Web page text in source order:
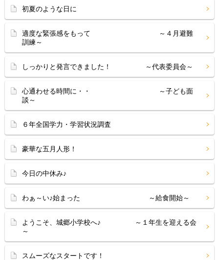
初夏のような日に
適度な緊張感をもって ～４月避難
訓練～
しっかりと発言できました！ ～代表委員会～
心通わせる時間に・・ ～子ども面
談～
６年全国学力・学習状況調査
豪華な五月人形！
今日の中休み♪
わぁ～い♪始まった ～給食開始～
ようこそ、城郷小学校へ♪ ～１年生を迎える会
～
スムーズなスタートです！